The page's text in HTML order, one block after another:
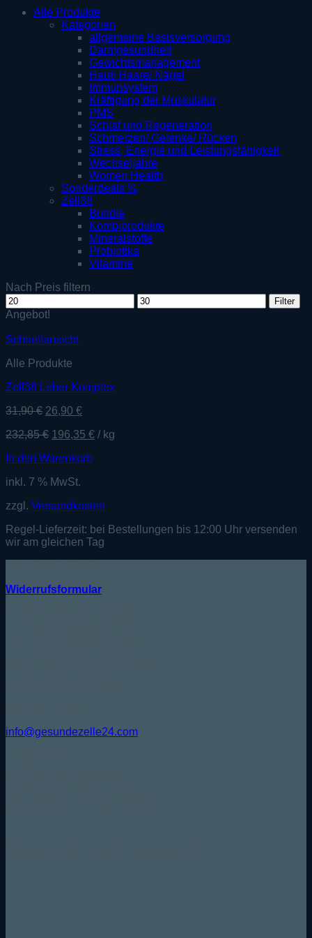
Alle Produkte
Kategorien
allgemeine Basisversorgung
Darmgesundheit
Gewichtsmanagement
Haut/ Haare/ Nägel
Immunsystem
Kräftigung der Muskulatur
PMS
Schlaf und Regeneration
Schmerzen/ Gelenke/ Rücken
Stress, Energie und Leistungsfähigkeit
Wechseljahre
Women Health
Sonderdeals %
Zell38
Bundle
Kombiprodukte
Mineralstoffe
Probiotika
Vitamine
Nach Preis filtern
Min.
Preis
Max.
Preis
Filter
Angebot!
Schnellansicht
Alle Produkte
Zell38 Leber Komplex
31,90€ Ursprünglicher
war:
26,90 €
ist:
232,85€ 196,35 € / kg
In den Warenkorb
inkl. 7 % MwSt.
zzgl. Versandkosten
Regel-Lieferzeit: bei Bestellungen bis 12:00 Uhr versenden
wir am gleichen Tag
Widerrufsformular
info@gesundezelle24.com